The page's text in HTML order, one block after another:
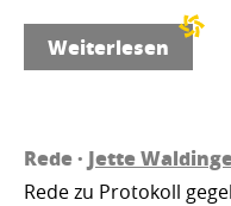
Weiterlesen
Rede · Jette
Rede zu Protokoll